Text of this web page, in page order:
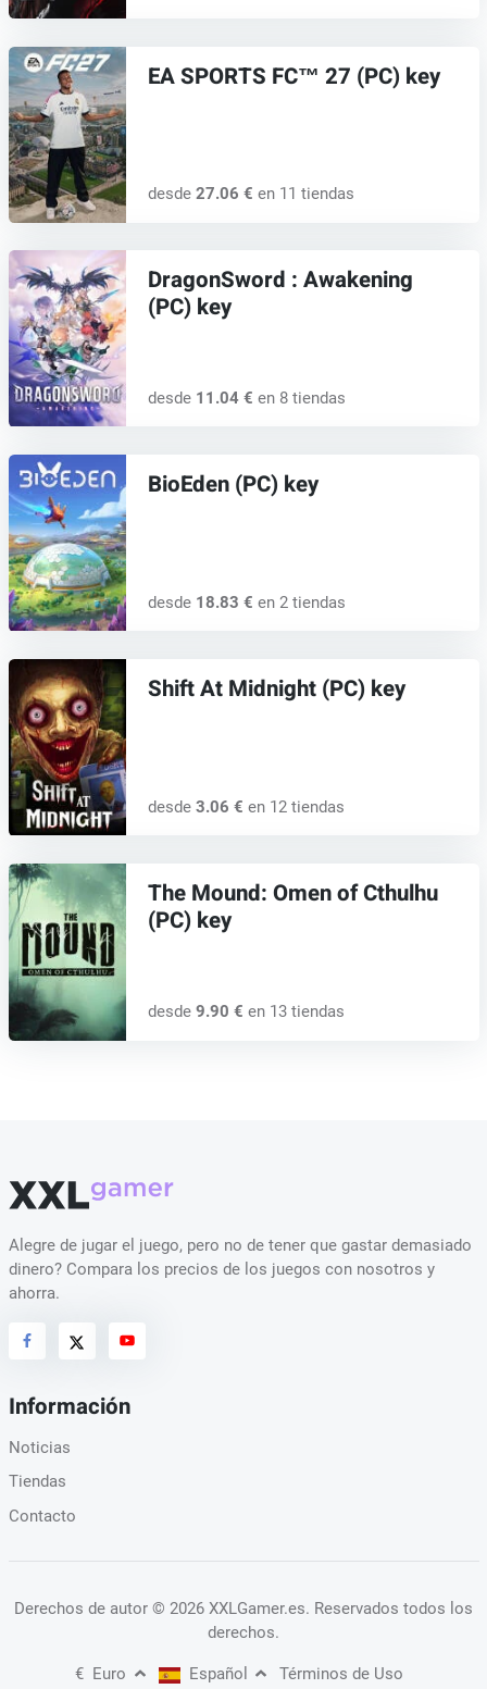
EA SPORTS FC™ 27 (PC) key
desde 27.06 € en 11 tiendas
DragonSword : Awakening
(PC) key
desde 11.04 € en 8 tiendas
BioEden (PC) key
desde 18.83 € en 2 tiendas
Shift At Midnight (PC) key
desde 3.06 € en 12 tiendas
The Mound: Omen of Cthulhu
(PC) key
desde 9.90 € en 13 tiendas
Alegre de jugar el juego, pero no de tener que gastar demasiado
dinero? Compara los precios de los juegos con nosotros y
ahorra.
Información
Noticias
Tiendas
Contacto
Derechos de autor © 2026 XXLGamer.es. Reservados todos los
derechos.
€ Euro Español
Términos de Uso